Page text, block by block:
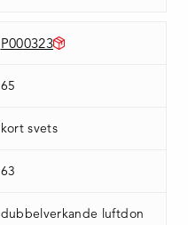
P000323
65
kort svets
63
dubbelverkande luftdon